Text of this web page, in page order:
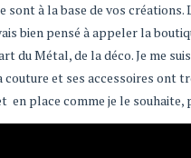
à la base de vos
bien pensé à appeler la
du Métal, de la déco. Je me
et ses accessoires ont
en place comme je le souhaite,